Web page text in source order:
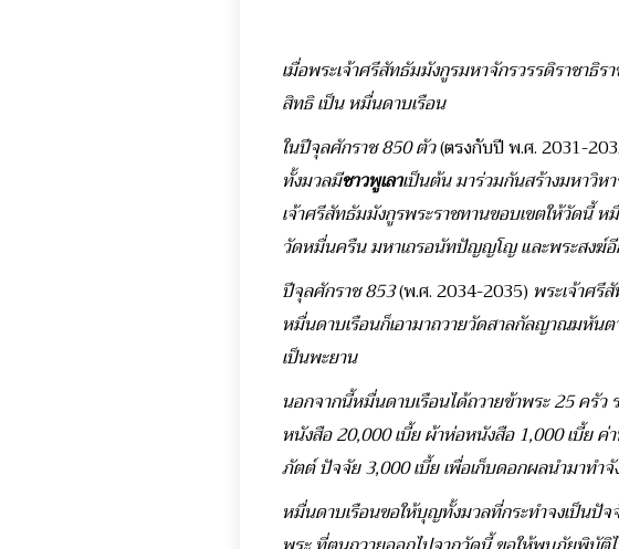
เมื่อพระเจ้าศรีสัทธัมมังกูรมหาจักรวรรดิราชาธิ
สิทธิ เป็น หมื่นดาบเรือน
ในปีจุลศักราช 850 ตัว(ตรงกับปี พ.ศ. 2031-
ทั้งมวลมีชาวพูเลาเป็นต้น มาร่วมกันสร้างมหาวิ
เจ้าศรีสัทธัมมังกูรพระราชทานขอบเขตให้วัดนี้
วัดหมื่นครืน มหาเถรอนัทปัญญโญ และพระสงฆ์
ปีจุลศักราช 853(พ.ศ. 2034-2035) พระเจ้าศรี
หมื่นดาบเรือนก็เอามาถวายวัดสาลกัลญาณมหัน
เป็นพะยาน
นอกจากนี้หมื่นดาบเรือนได้ถวายข้าพระ 25 ครัว
หนังสือ 20,000 เบี้ย ผ้าห่อหนังสือ 1,000 เบี้ย ค่
ภัตต์ ปัจจัย 3,000 เบี้ย เพื่อเก็บดอกผลนำมาทำ
หมื่นดาบเรือนขอให้บุญทั้งมวลที่กระทำจงเป็นปั